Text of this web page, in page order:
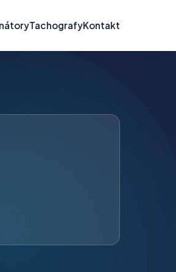
TachografyKontakt